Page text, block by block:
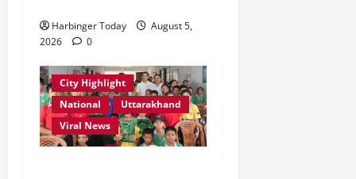
Harbinger Today
August 5,
2026
0
City Highlight
National
Uttarakhand
Viral News